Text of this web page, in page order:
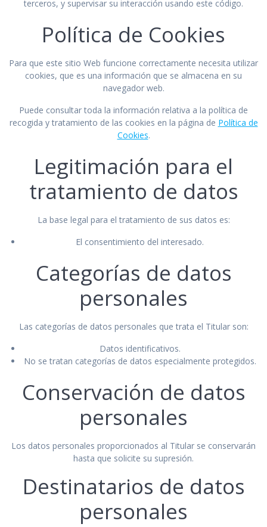
terceros, y supervisar su interacción usando este código.
Política de Cookies
Para que este sitio Web funcione correctamente necesita utilizar
cookies, que es una información que se almacena en su
navegador web.
Puede consultar toda la información relativa a la política de
recogida y tratamiento de las cookies en la página de Política de
Cookies.
Legitimación para el
tratamiento de datos
La base legal para el tratamiento de sus datos es:
El consentimiento del interesado.
Categorías de datos
personales
Las categorías de datos personales que trata el Titular son:
Datos identificativos.
No se tratan categorías de datos especialmente protegidos.
Conservación de datos
personales
Los datos personales proporcionados al Titular se conservarán
hasta que solicite su supresión.
Destinatarios de datos
personales